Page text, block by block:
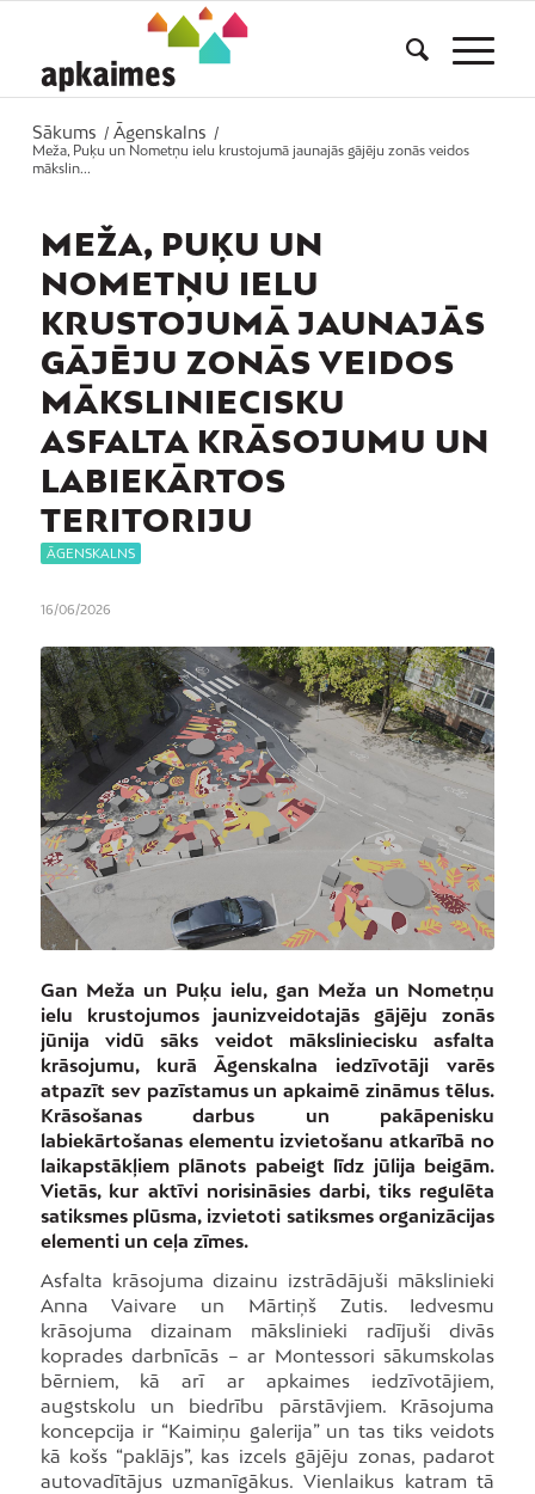
Sākums / Āgenskalns
/
Meža, Puķu un Nometņu ielu krustojumā jaunajās gājēju zonās veidos
mākslin...
MEŽA, PUĶU UN
NOMETŅU IELU
KRUSTOJUMĀ JAUNAJĀS
GĀJĒJU ZONĀS VEIDOS
MĀKSLINIECISKU
ASFALTA KRĀSOJUMU UN
LABIEKĀRTOS
TERITORIJU
ĀGENSKALNS
16/06/2026
Gan Meža un Puķu ielu, gan Meža un Nometņu
ielu krustojumos jaunizveidotajās gājēju zonās
jūnija vidū sāks veidot māksliniecisku asfalta
krāsojumu, kurā Āgenskalna iedzīvotāji varēs
atpazīt sev pazīstamus un apkaimē zināmus tēlus.
Krāsošanas darbus un pakāpenisku
labiekārtošanas elementu izvietošanu atkarībā no
laikapstākļiem plānots pabeigt līdz jūlija beigām.
Vietās, kur aktīvi norisināsies darbi, tiks regulēta
satiksmes plūsma, izvietoti satiksmes organizācijas
elementi un ceļa zīmes.
Asfalta krāsojuma dizainu izstrādājuši mākslinieki
Anna Vaivare un Mārtiņš Zutis. Iedvesmu
krāsojuma dizainam mākslinieki radījuši divās
koprades darbnīcās – ar Montessori sākumskolas
bērniem, kā arī ar apkaimes iedzīvotājiem,
augstskolu un biedrību pārstāvjiem. Krāsojuma
koncepcĳa ir “Kaimiņu galerĳa” un tas tiks veidots
kā košs “paklājs”, kas izcels gājēju zonas, padarot
autovadītājus uzmanīgākus. Vienlaikus katram tā